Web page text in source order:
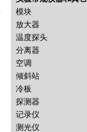
武汉提沃克科技有限公司
模块
放大器
温度探头
分离器
空调
倾斜站
冷板
探测器
记录仪
测光仪